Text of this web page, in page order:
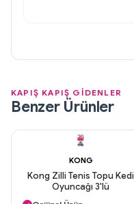
KAPIŞ KAPIŞ GİDENLER
Benzer Ürünler
KONG
Kong Zilli Tenis Topu Kedi
Oyuncağı 3'lü
Aynı Gün Kargo